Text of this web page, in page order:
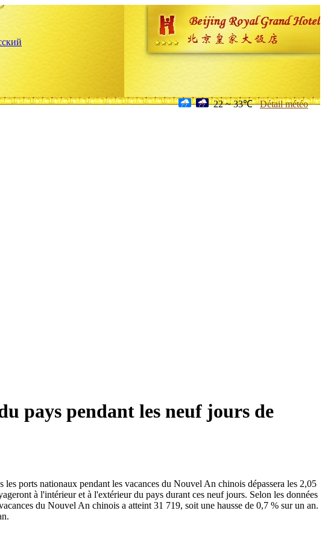
22 ~ 33℃ Détail météo
pays pendant les neuf jours de
ports nationaux pendant les vacances du Nouvel An chinois dépassera les 2,05
à l'intérieur et à l'extérieur du pays durant ces neuf jours. Selon les données
du Nouvel An chinois a atteint 31 719, soit une hausse de 0,7 % sur un an.